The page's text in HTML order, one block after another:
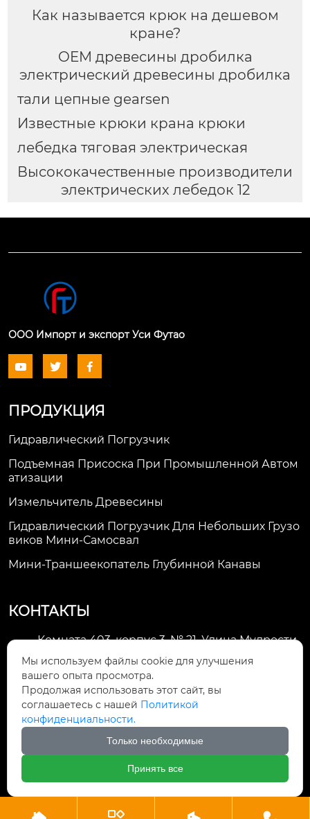
Как называется крюк на дешевом
кране?
OEM древесины дробилка
электрический древесины дробилка
тали цепные gearsen
Известные крюки крана крюки
лебедка тяговая электрическая
Высококачественные производители
электрических лебедок 12
ООО Импорт и экспорт Уси Футао
  
ПРОДУКЦИЯ
Гидравлический Погрузчик
Подъемная Присоска При Промышленной Автом
Атизации
Измельчитель Древесины
Гидравлический Погрузчик Для Небольших Грузо
Виков Мини-Самосвал
Мини-Траншеекопатель Глубинной Канавы
КОНТАКТЫ
Комната 403, корпус 3, № 21, Улица Мудрости,
Зона экономического развития Хуэйшань,
город Уси
li@futaogroup.com

Мы используем файлы cookie для улучшения
вашего опыта просмотра.
Продолжая использовать этот сайт, вы
соглашаетесь с нашей Политикой
конфиденциальности.
Только необходимые
Принять все